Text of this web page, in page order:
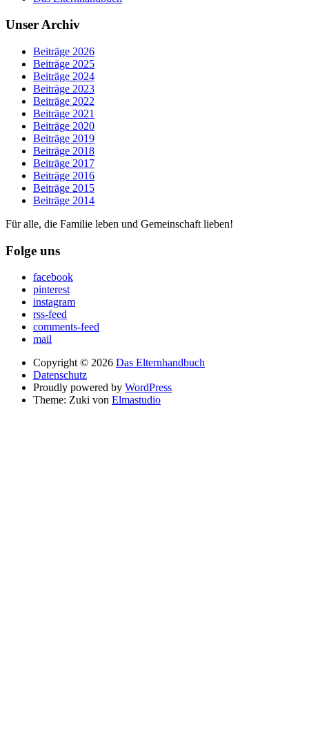
Unser Archiv
Beiträge 2026
Beiträge 2025
Beiträge 2024
Beiträge 2023
Beiträge 2022
Beiträge 2021
Beiträge 2020
Beiträge 2019
Beiträge 2018
Beiträge 2017
Beiträge 2016
Beiträge 2015
Beiträge 2014
Für alle, die Familie leben und Gemeinschaft lieben!
Folge uns
facebook
pinterest
instagram
rss-feed
comments-feed
mail
Copyright © 2026 Das Elternhandbuch
Datenschutz
Proudly powered by WordPress
Theme: Zuki von Elmastudio